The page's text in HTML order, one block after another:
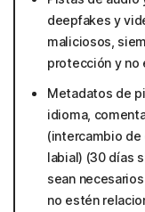
deepfakes y
maliciosos,
protección y no
Metadatos de
idioma,
(intercambio de
labial) (30 días
sean
no estén